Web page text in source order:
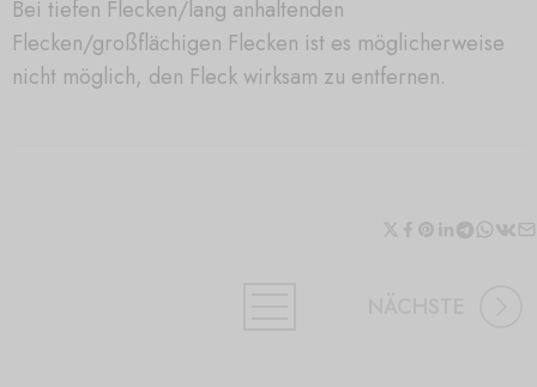
Bei tiefen Flecken/lang anhaltenden
Flecken/großflächigen Flecken ist es möglicherweise
nicht möglich, den Fleck wirksam zu entfernen.